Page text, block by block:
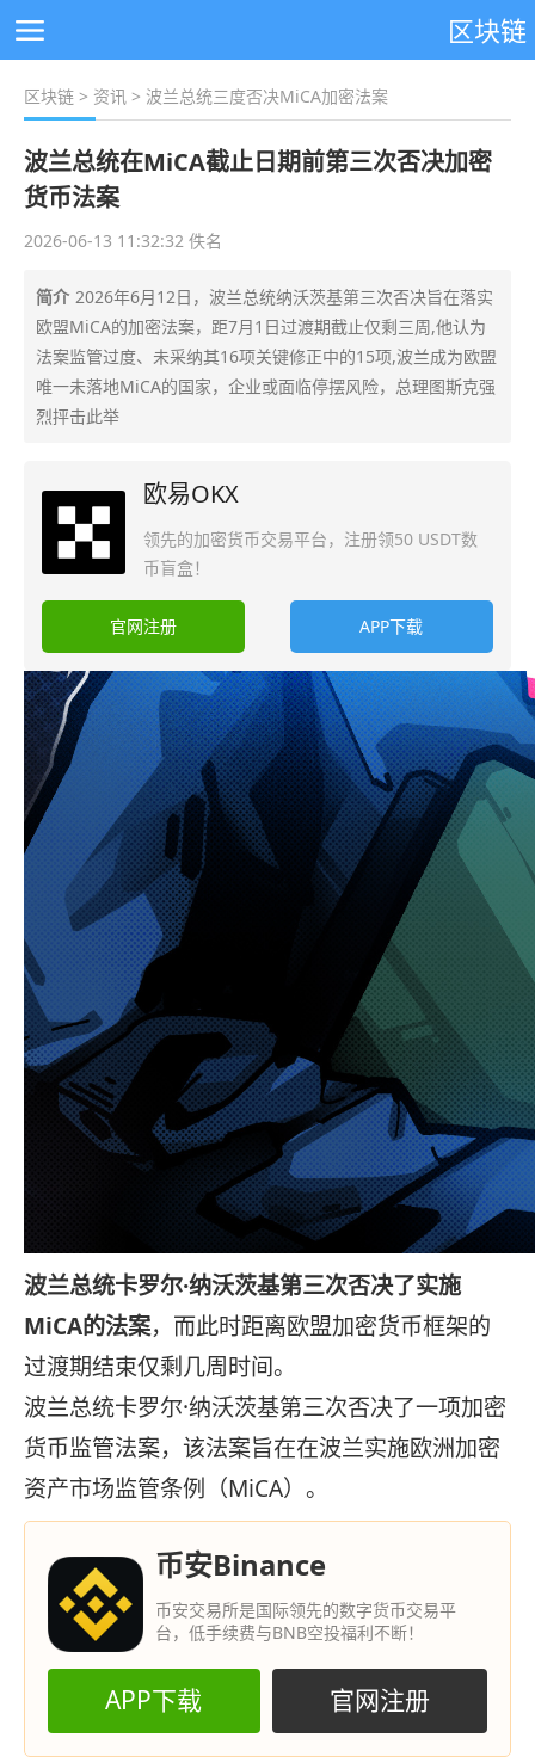
区块链
区块链 > 资讯 > 波兰总统三度否决MiCA加密法案
波兰总统在MiCA截止日期前第三次否决加密
货币法案
2026-06-13 11:32:32 佚名
简介 2026年6月12日，波兰总统纳沃茨基第三次否决旨在落实
欧盟MiCA的加密法案，距7月1日过渡期截止仅剩三周,他认为
法案监管过度、未采纳其16项关键修正中的15项,波兰成为欧盟
唯一未落地MiCA的国家，企业或面临停摆风险，总理图斯克强
烈抨击此举
欧易OKX
领先的加密货币交易平台，注册领50 USDT数
币盲盒！
官网注册 APP下载
波兰总统卡罗尔·纳沃茨基第三次否决了实施
MiCA的法案，而此时距离欧盟加密货币框架的
过渡期结束仅剩几周时间。
波兰总统卡罗尔·纳沃茨基第三次否决了一项加密
货币监管法案，该法案旨在在波兰实施欧洲加密
资产市场监管条例（MiCA）。
币安Binance
币安交易所是国际领先的数字货币交易平
台，低手续费与BNB空投福利不断！
APP下载 官网注册